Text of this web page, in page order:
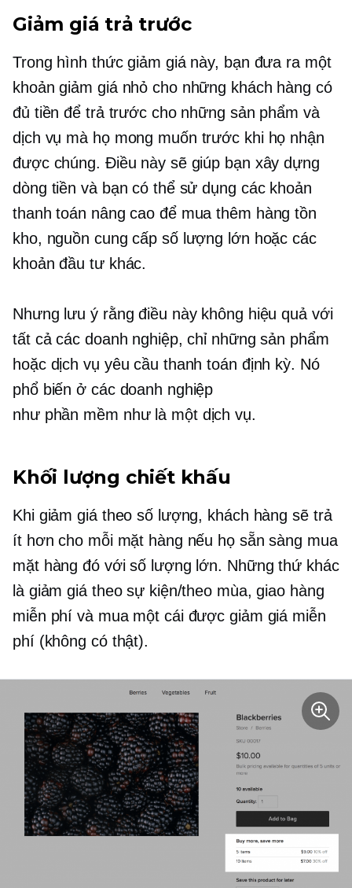
Giảm giá trả trước
Trong hình thức giảm giá này, bạn đưa ra một
khoản giảm giá nhỏ cho những khách hàng có
đủ tiền để trả trước cho những sản phẩm và
dịch vụ mà họ mong muốn trước khi họ nhận
được chúng. Điều này sẽ giúp bạn xây dựng
dòng tiền và bạn có thể sử dụng các khoản
thanh toán nâng cao để mua thêm hàng tồn
kho, nguồn cung cấp số lượng lớn hoặc các
khoản đầu tư khác.
Nhưng lưu ý rằng điều này không hiệu quả với
tất cả các doanh nghiệp, chỉ những sản phẩm
hoặc dịch vụ yêu cầu thanh toán định kỳ. Nó
phổ biến ở các doanh nghiệp
như phần mềm như là một dịch vụ.
Khối lượng chiết khấu
Khi giảm giá theo số lượng, khách hàng sẽ trả
ít hơn cho mỗi mặt hàng nếu họ sẵn sàng mua
mặt hàng đó với số lượng lớn. Những thứ khác
là giảm giá theo sự kiện/theo mùa, giao hàng
miễn phí và mua một cái được giảm giá miễn
phí (không có thật).